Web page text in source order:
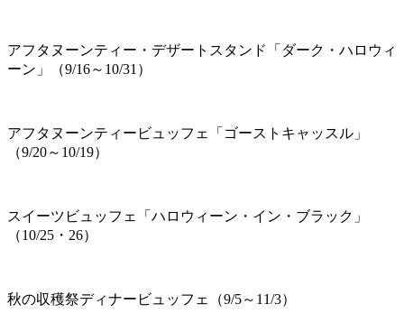
アフタヌーンティー・デザートスタンド「ダーク・ハロウィ
ーン」（9/16～10/31）
アフタヌーンティービュッフェ「ゴーストキャッスル」
（9/20～10/19）
スイーツビュッフェ「ハロウィーン・イン・ブラック」
（10/25・26）
秋の収穫祭ディナービュッフェ（9/5～11/3）